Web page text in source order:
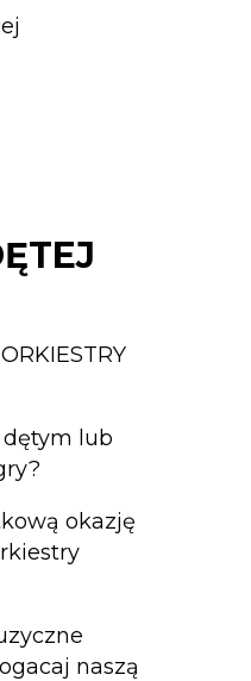
lub
okazję
naszą